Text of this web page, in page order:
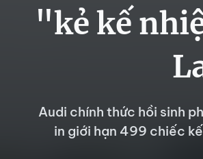
"kẻ kế
Audi chính thức hồi sinh
in giới hạn 499 chiếc